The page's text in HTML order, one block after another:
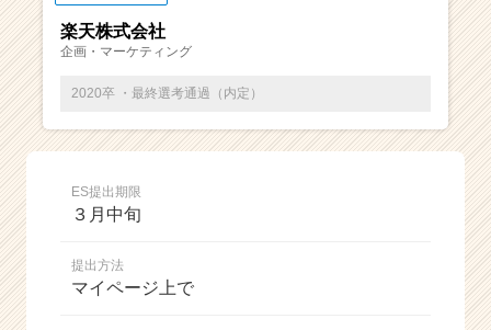
ン
チ
ー・
成
ス
楽天株式会社
企画・マーケティング
2020卒 ・最終選考通過（内定）
ES提出期限
３月中旬
提出方法
マイページ上で